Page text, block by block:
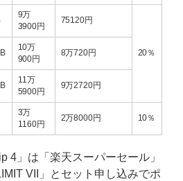
9万
3900円
75120円
20％
10万
900円
8万720円
11万
5900円
9万2720円
3万
1160円
2万8000円 10％
4」は「楽天スーパーセール」
VII」とセット申し込みでポ